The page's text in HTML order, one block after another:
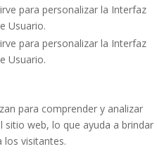
para personalizar la Interfaz
Usuario.
para personalizar la Interfaz
Usuario.
para comprender y analizar
sitio web, lo que ayuda a brindar
los visitantes.